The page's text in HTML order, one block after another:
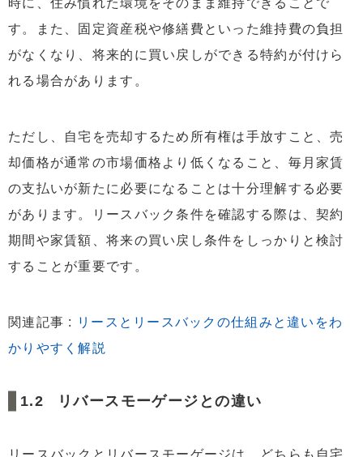
時に、住み慣れた環境をそのまま維持できることで
す。また、固定資産税や修繕費といった維持費の負担
がなくなり、将来的に買い戻しができる特約が付けら
れる場合があります。
ただし、自宅を売却するため所有権は手放すこと、売
却価格が通常の市場価格より低くなること、毎月家賃
の支払いが新たに必要になることは十分理解する必要
があります。リースバック条件を確認する際は、契約
期間や家賃額、将来の買い戻し条件をしっかりと検討
することが重要です。
関連記事 :
リースとリースバックの仕組みと違いをわ
かりやすく解説
リバースモーゲージとの違い
リースバックとリバースモーゲージは、どちらも自宅